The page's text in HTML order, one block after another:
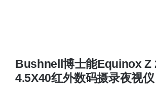
Bushnell博士能Equinox Z
4.5X40红外数码摄录夜视仪